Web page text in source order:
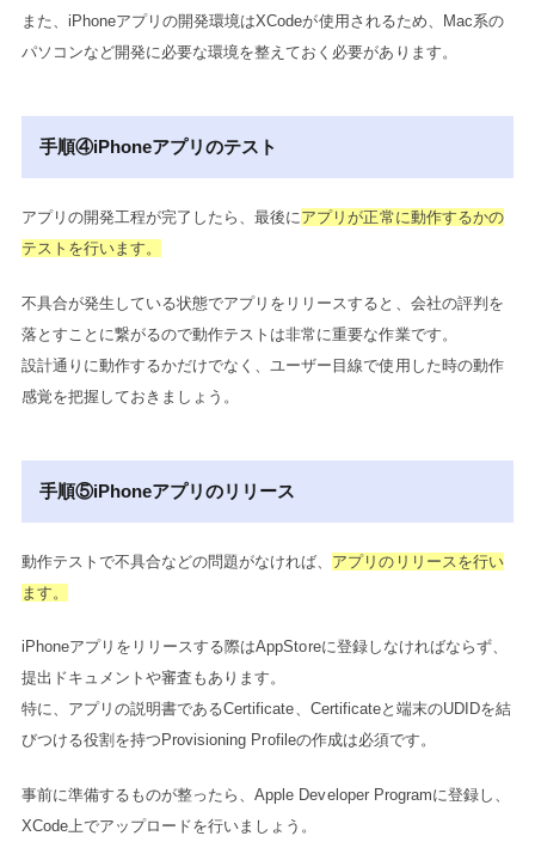
また、iPhoneアプリの開発環境はXCodeが使用されるため、Mac系の
パソコンなど開発に必要な環境を整えておく必要があります。
手順④iPhoneアプリのテスト
アプリの開発工程が完了したら、最後にアプリが正常に動作するかの
テストを行います。
不具合が発生している状態でアプリをリリースすると、会社の評判を
落とすことに繋がるので動作テストは非常に重要な作業です。
設計通りに動作するかだけでなく、ユーザー目線で使用した時の動作
感覚を把握しておきましょう。
手順⑤iPhoneアプリのリリース
動作テストで不具合などの問題がなければ、 アプリのリリースを行い
ます。
iPhoneアプリをリリースする際はAppStoreに登録しなければならず、
提出ドキュメントや審査もあります。
特に、アプリの説明書であるCertificate、Certificateと端末のUDIDを結
びつける役割を持つProvisioning Profileの作成は必須です。
事前に準備するものが整ったら、Apple Developer Programに登録し、
XCode上でアップロードを行いましょう。